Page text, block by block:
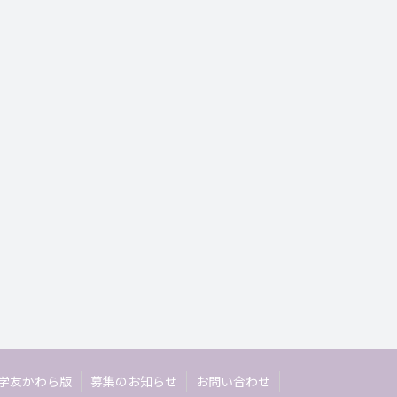
友かわら版 募集のお知らせ お問い合わせ